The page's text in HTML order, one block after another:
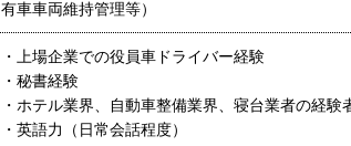
有車車両維持管理等）
・上場企業での役員車ドライバー経験
・秘書経験
・ホテル業界、自動車整備業界、寝台業者の経験
・英語力（日常会話程度）